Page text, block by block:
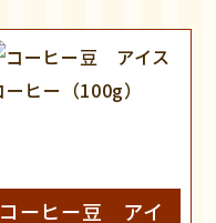
コーヒー豆 アイ